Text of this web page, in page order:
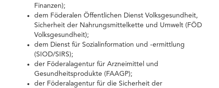
Finanzen);
dem Föderalen Öffentlichen Dienst Volksgesundheit,
Sicherheit der Nahrungsmittelkette und Umwelt (FÖD
Volksgesundheit);
dem Dienst für Sozialinformation und -ermittlung
(SIOD/SIRS);
der Föderalagentur für Arzneimittel und
Gesundheitsprodukte (FAAGP);
der Föderalagentur für die Sicherheit der